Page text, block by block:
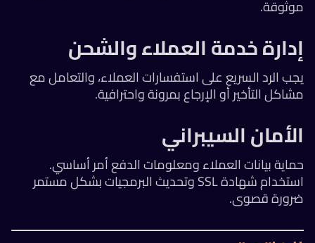
موثوقة.
إدارة خدمة العملاء والشحن
يجب الرد السريع على استفسارات العملاء، والتعامل مع
مشاكل التأخير أو الإرجاع بمرونة واحترافية.
الأمان السيبراني
حماية بيانات العملاء ومعلومات الدفع أمر أساسي.
استخدام شهادة SSL وتحديث البرمجيات بشكل مستمر
ضرورة قصوى.